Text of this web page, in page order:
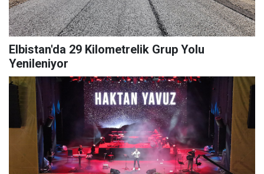
Elbistan'da 29 Kilometrelik Grup Yolu
Yenileniyor